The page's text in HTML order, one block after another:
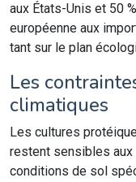
aux États-Unis et 50
européenne aux
tant sur le plan
Les
climatiques
Les cultures
restent sensibles aux
conditions de sol